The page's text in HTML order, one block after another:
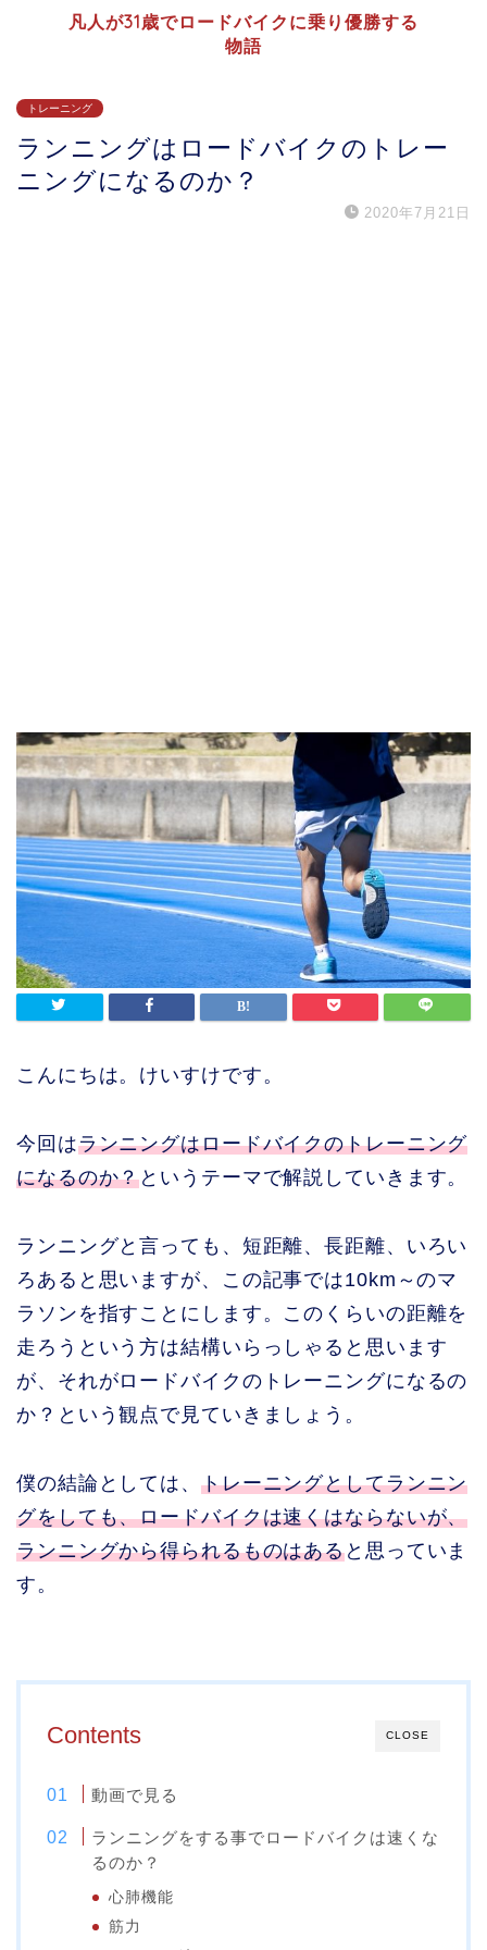
凡人が31歳でロードバイクに乗り優勝する
物語
トレーニング
ランニングはロードバイクのトレー
ニングになるのか？
2020年7月21日
こんにちは。けいすけです。
今回はランニングはロードバイクのトレーニング
になるのか？というテーマで解説していきます。
ランニングと言っても、短距離、長距離、いろい
ろあると思いますが、この記事では10km～のマ
ラソンを指すことにします。このくらいの距離を
走ろうという方は結構いらっしゃると思います
が、それがロードバイクのトレーニングになるの
か？という観点で見ていきましょう。
僕の結論としては、 トレーニングとしてランニン
グをしても、ロードバイクは速くはならないが、
ランニングから得られるものはあると思っていま
す。
CLOSE
Contents
動画で見る
ランニングをする事でロードバイクは速くな
るのか？
心肺機能
筋力